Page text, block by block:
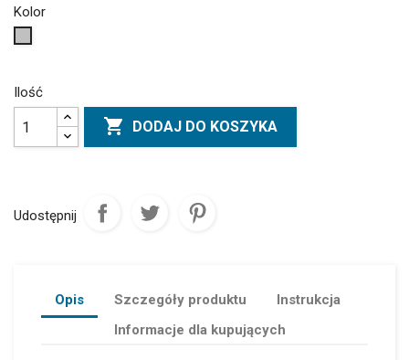
Kolor
Ilość
 DODAJ DO KOSZYKA
Udostępnij
Opis Szczegóły produktu
Instrukcja
Informacje dla kupujących